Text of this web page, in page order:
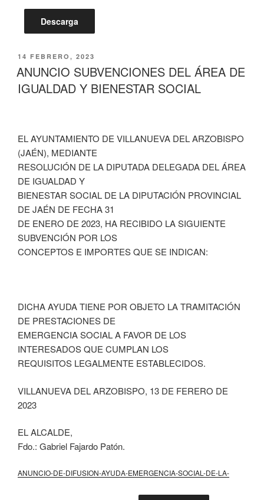
Descarga
PUBLICADO
EL
14 FEBRERO, 2023
ANUNCIO SUBVENCIONES DEL ÁREA DE
IGUALDAD Y BIENESTAR SOCIAL
EL AYUNTAMIENTO DE VILLANUEVA DEL ARZOBISPO
(JAÉN), MEDIANTE
RESOLUCIÓN DE LA DIPUTADA DELEGADA DEL ÁREA
DE IGUALDAD Y
BIENESTAR SOCIAL DE LA DIPUTACIÓN PROVINCIAL
DE JAÉN DE FECHA 31
DE ENERO DE 2023, HA RECIBIDO LA SIGUIENTE
SUBVENCIÓN POR LOS
CONCEPTOS E IMPORTES QUE SE INDICAN:
DICHA AYUDA TIENE POR OBJETO LA TRAMITACIÓN
DE PRESTACIONES DE
EMERGENCIA SOCIAL A FAVOR DE LOS
INTERESADOS QUE CUMPLAN LOS
REQUISITOS LEGALMENTE ESTABLECIDOS.
VILLANUEVA DEL ARZOBISPO, 13 DE FERERO DE
2023
EL ALCALDE,
Fdo.: Gabriel Fajardo Patón.
ANUNCIO-DE-DIFUSION-AYUDA-EMERGENCIA-SOCIAL-DE-LA-